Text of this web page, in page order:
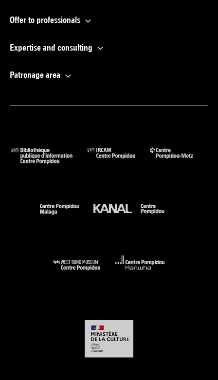
Offer to professionals
Expertise and consulting
Patronage area